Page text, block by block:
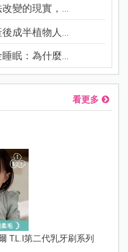
變的現實，...
成半植物人...
眠：為什麼...
看更多
T.L.I第二代乳牙刷系列